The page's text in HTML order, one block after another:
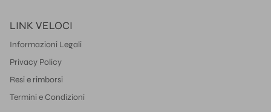
LINK VELOCI
Informazioni Legali
Privacy Policy
Resi e rimborsi
Termini e Condizioni